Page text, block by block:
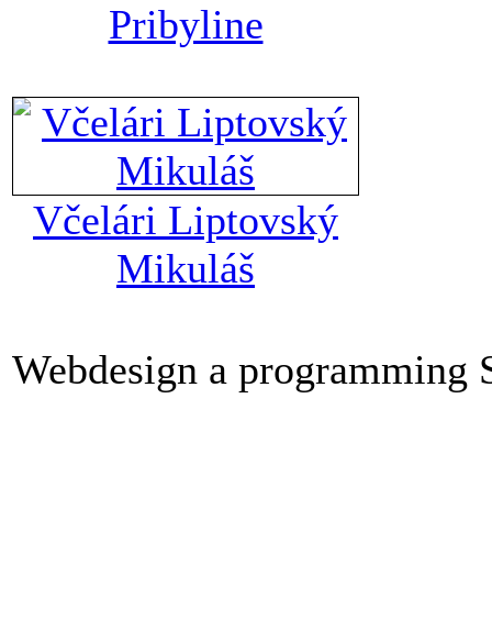
Pribyline
Včelári Liptovský
Mikuláš
Webdesign a programming